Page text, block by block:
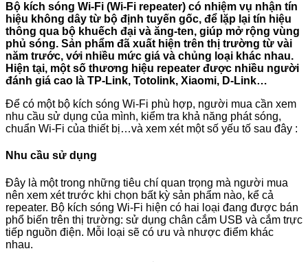
Bộ kích sóng Wi-Fi (Wi-Fi repeater) có nhiệm vụ nhận tín
hiệu không dây từ bộ định tuyến gốc, để lặp lại tín hiệu
thông qua bộ khuếch đại và ăng-ten, giúp mở rộng vùng
phủ sóng. Sản phẩm đã xuất hiện trên thị trường từ vài
năm trước, với nhiều mức giá và chủng loại khác nhau.
Hiện tại, một số thương hiệu repeater được nhiều người
đánh giá cao là TP-Link, Totolink, Xiaomi, D-Link…
Để có một bộ kích sóng Wi-Fi phù hợp, người mua cần xem
nhu cầu sử dụng của mình, kiểm tra khả năng phát sóng,
chuẩn Wi-Fi của thiết bị…và xem xét một số yếu tố sau đây :
Nhu cầu sử dụng
Đây là một trong những tiêu chí quan trọng mà người mua
nên xem xét trước khi chọn bất kỳ sản phẩm nào, kể cả
repeater. Bộ kích sóng Wi-Fi hiện có hai loại đang được bán
phổ biến trên thị trường: sử dụng chân cắm USB và cắm trực
tiếp nguồn điện. Mỗi loại sẽ có ưu và nhược điểm khác
nhau.